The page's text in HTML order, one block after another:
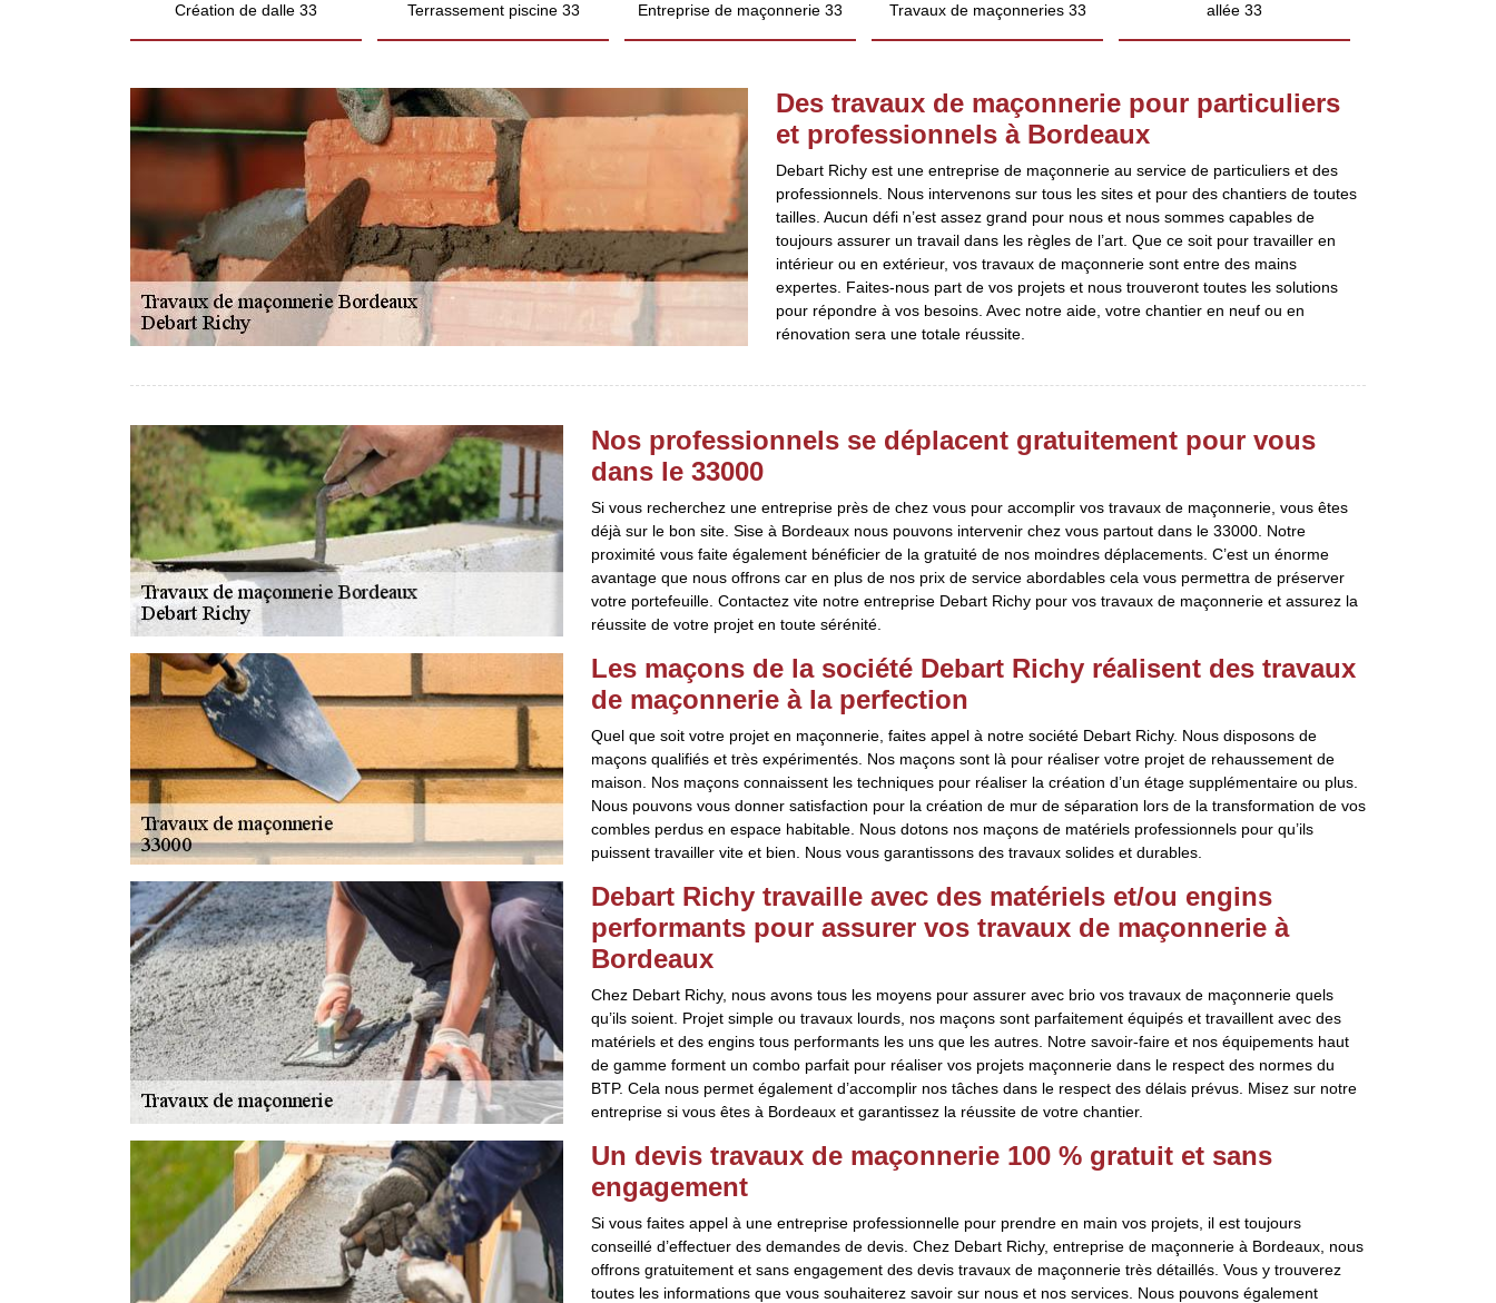
Création de dalle 33 Terrassement piscine 33 Entreprise de maçonnerie 33 Travaux de maçonneries 33
allée 33
Des travaux de maçonnerie pour particuliers
et professionnels à Bordeaux
Debart Richy est une entreprise de maçonnerie au service de particuliers et des
professionnels. Nous intervenons sur tous les sites et pour des chantiers de toutes
tailles. Aucun défi n’est assez grand pour nous et nous sommes capables de
toujours assurer un travail dans les règles de l’art. Que ce soit pour travailler en
intérieur ou en extérieur, vos travaux de maçonnerie sont entre des mains
expertes. Faites-nous part de vos projets et nous trouveront toutes les solutions
pour répondre à vos besoins. Avec notre aide, votre chantier en neuf ou en
rénovation sera une totale réussite.
Nos professionnels se déplacent gratuitement pour vous
dans le 33000
Si vous recherchez une entreprise près de chez vous pour accomplir vos travaux de maçonnerie, vous êtes
déjà sur le bon site. Sise à Bordeaux nous pouvons intervenir chez vous partout dans le 33000. Notre
proximité vous faite également bénéficier de la gratuité de nos moindres déplacements. C’est un énorme
avantage que nous offrons car en plus de nos prix de service abordables cela vous permettra de préserver
votre portefeuille. Contactez vite notre entreprise Debart Richy pour vos travaux de maçonnerie et assurez la
réussite de votre projet en toute sérénité.
Les maçons de la société Debart Richy réalisent des travaux
de maçonnerie à la perfection
Quel que soit votre projet en maçonnerie, faites appel à notre société Debart Richy. Nous disposons de
maçons qualifiés et très expérimentés. Nos maçons sont là pour réaliser votre projet de rehaussement de
maison. Nos maçons connaissent les techniques pour réaliser la création d’un étage supplémentaire ou plus.
Nous pouvons vous donner satisfaction pour la création de mur de séparation lors de la transformation de vos
combles perdus en espace habitable. Nous dotons nos maçons de matériels professionnels pour qu’ils
puissent travailler vite et bien. Nous vous garantissons des travaux solides et durables.
Debart Richy travaille avec des matériels et/ou engins
performants pour assurer vos travaux de maçonnerie à
Bordeaux
Chez Debart Richy, nous avons tous les moyens pour assurer avec brio vos travaux de maçonnerie quels
qu’ils soient. Projet simple ou travaux lourds, nos maçons sont parfaitement équipés et travaillent avec des
matériels et des engins tous performants les uns que les autres. Notre savoir-faire et nos équipements haut
de gamme forment un combo parfait pour réaliser vos projets maçonnerie dans le respect des normes du
BTP. Cela nous permet également d’accomplir nos tâches dans le respect des délais prévus. Misez sur notre
entreprise si vous êtes à Bordeaux et garantissez la réussite de votre chantier.
Un devis travaux de maçonnerie 100 % gratuit et sans
engagement
Si vous faites appel à une entreprise professionnelle pour prendre en main vos projets, il est toujours
conseillé d’effectuer des demandes de devis. Chez Debart Richy, entreprise de maçonnerie à Bordeaux, nous
offrons gratuitement et sans engagement des devis travaux de maçonnerie très détaillés. Vous y trouverez
toutes les informations que vous souhaiterez savoir sur nous et nos services. Nous pouvons également